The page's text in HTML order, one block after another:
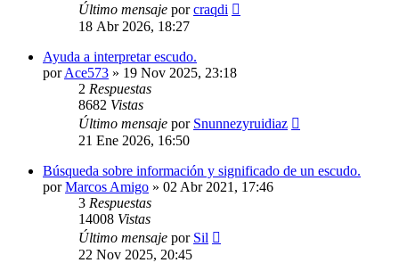
Último mensaje porcraqdi
18 Abr 2026, 18:27
Ayuda a interpretar escudo.
porAce573 » 19 Nov 2025, 23:18
2 Respuestas
8682 Vistas
Último mensaje por Snunnezyruidiaz
21 Ene 2026, 16:50
Búsqueda sobre información y significado de un escudo.
porMarcos Amigo » 02 Abr 2021, 17:46
3 Respuestas
14008 Vistas
Último mensaje por Sil
22 Nov 2025, 20:45